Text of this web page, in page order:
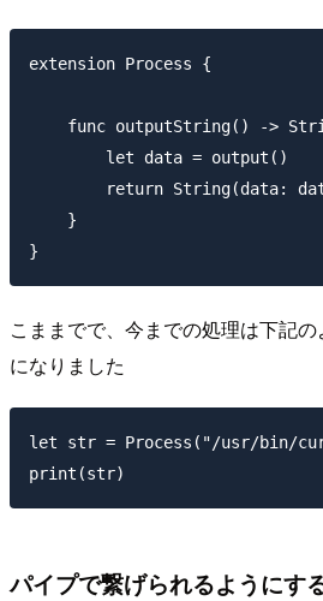
extension Process {
func outputString() ->
        let data = output()
return String(data:
    }
こままでで、今までの処理は下記
になりました
let str = Process("/usr/bin/
パイプで繋げられるようにす